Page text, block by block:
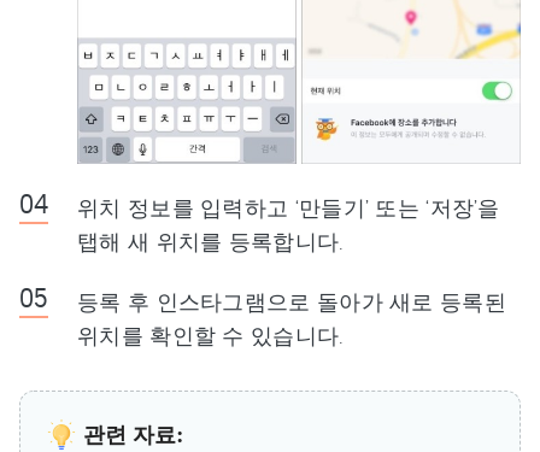
위치 정보를 입력하고 ‘만들기’ 또는 ‘저장’을
탭해 새 위치를 등록합니다.
등록 후 인스타그램으로 돌아가 새로 등록된
위치를 확인할 수 있습니다.
관련 자료: